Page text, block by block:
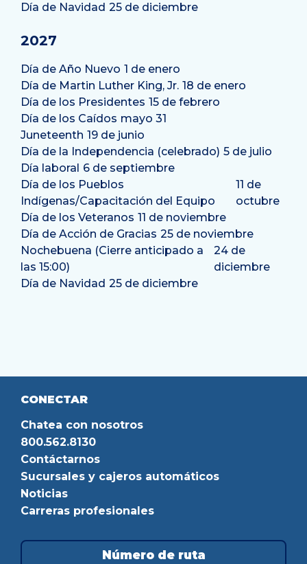
Día de Navidad 25 de diciembre
2027
Día de Año Nuevo 1 de enero
Día de Martin Luther King, Jr. 18 de enero
Día de los Presidentes 15 de febrero
Día de los Caídos mayo 31
Juneteenth 19 de junio
Día de la Independencia (celebrado) 5 de julio
Día laboral 6 de septiembre
Día de los Pueblos
Indígenas/Capacitación del Equipo
11 de
octubre
Día de los Veteranos 11 de noviembre
Día de Acción de Gracias 25 de noviembre
Nochebuena (Cierre anticipado a
las 15:00)
24 de
diciembre
Día de Navidad 25 de diciembre
CONECTAR
Chatea con nosotros
800.562.8130
Contáctarnos
Sucursales y cajeros automáticos
Noticias
Carreras profesionales
Número de ruta